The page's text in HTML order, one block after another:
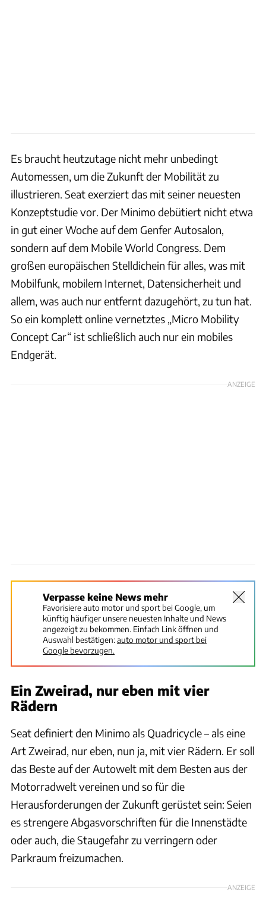
Es braucht heutzutage nicht mehr unbedingt
Automessen, um die Zukunft der Mobilität zu
illustrieren. Seat exerziert das mit seiner neuesten
Konzeptstudie vor. Der Minimo debütiert nicht etwa
in gut einer Woche auf dem Genfer Autosalon,
sondern auf dem Mobile World Congress. Dem
großen europäischen Stelldichein für alles, was mit
Mobilfunk, mobilem Internet, Datensicherheit und
allem, was auch nur entfernt dazugehört, zu tun hat.
So ein komplett online vernetztes „Micro Mobility
Concept Car“ ist schließlich auch nur ein mobiles
Endgerät.
ANZEIGE
Verpasse keine News mehr
Favorisiere auto motor und sport bei Google, um
künftig häufiger unsere neuesten Inhalte und News
angezeigt zu bekommen. Einfach Link öffnen und
Auswahl bestätigen:auto motor und sport bei
Google bevorzugen.
Ein Zweirad, nur eben mit vier
Rädern
Seat definiert den Minimo als Quadricycle – als eine
Art Zweirad, nur eben, nun ja, mit vier Rädern. Er soll
das Beste auf der Autowelt mit dem Besten aus der
Motorradwelt vereinen und so für die
Herausforderungen der Zukunft gerüstet sein: Seien
es strengere Abgasvorschriften für die Innenstädte
oder auch, die Staugefahr zu verringern oder
Parkraum freizumachen.
ANZEIGE